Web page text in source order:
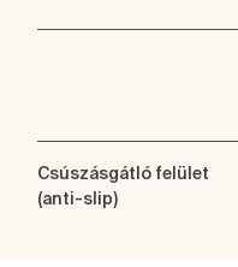
Csúszásgátló felület
(anti-slip)